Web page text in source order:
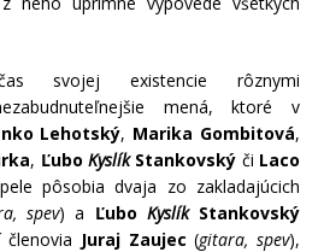
svojej existencie rôznymi
mená, ktoré v
Lehotský, Marika Gombitová,
, Ľubo KyslíkStankovský či Laco
pôsobia dvaja zo zakladajúcich
spev) a Ľubo KyslíkStankovský
Juraj Zaujec (gitara, spev),